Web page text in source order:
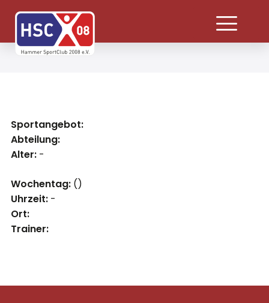
Sportangebot:
Abteilung:
Alter: -
Wochentag: ()
Uhrzeit: -
Ort:
Trainer: